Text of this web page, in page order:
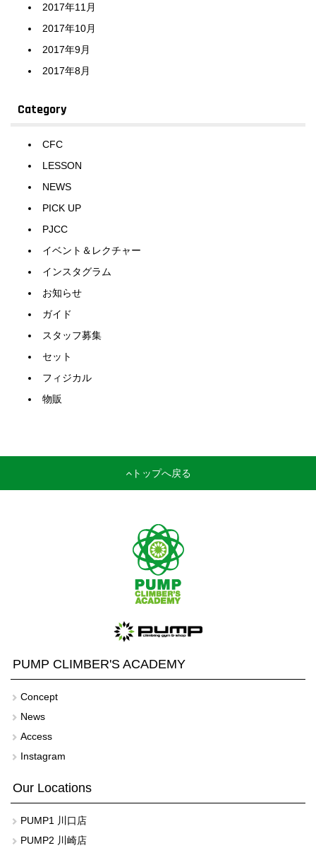
2017年11月
2017年10月
2017年9月
2017年8月
Category
CFC
LESSON
NEWS
PICK UP
PJCC
イベント＆レクチャー
インスタグラム
お知らせ
ガイド
スタッフ募集
セット
フィジカル
物販
トップへ戻る
PUMP CLIMBER'S ACADEMY
Concept
News
Access
Instagram
Our Locations
PUMP1 川口店
PUMP2 川崎店